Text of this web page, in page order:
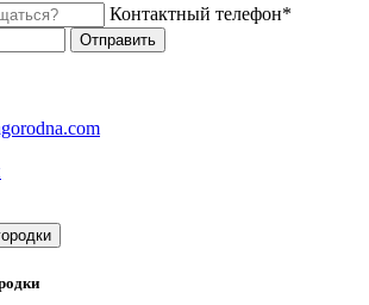
Контактный телефон*
Отправить